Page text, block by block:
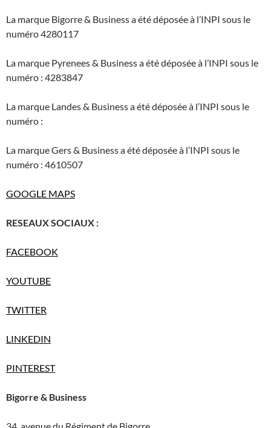
La marque Bigorre & Business a été déposée à l’INPI sous le
numéro 4280117
La marque Pyrenees & Business a été déposée à l’INPI sous le
numéro : 4283847
La marque Landes & Business a été déposée à l’INPI sous le
numéro :
La marque Gers & Business a été déposée à l’INPI sous le
numéro : 4610507
GOOGLE MAPS
RESEAUX SOCIAUX :
FACEBOOK
YOUTUBE
TWITTER
LINKEDIN
PINTEREST
Bigorre & Business